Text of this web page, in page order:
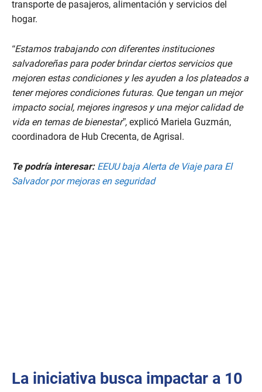
transporte de pasajeros, alimentación y servicios del
hogar.
“Estamos trabajando con diferentes instituciones
salvadoreñas para poder brindar ciertos servicios que
mejoren estas condiciones y les ayuden a los plateados a
tener mejores condiciones futuras. Que tengan un mejor
impacto social, mejores ingresos y una mejor calidad de
vida en temas de bienestar”, explicó Mariela Guzmán,
coordinadora de Hub Crecenta, de Agrisal.
Te podría interesar: EEUU baja Alerta de Viaje para El
Salvador por mejoras en seguridad
La iniciativa busca impactar a 10